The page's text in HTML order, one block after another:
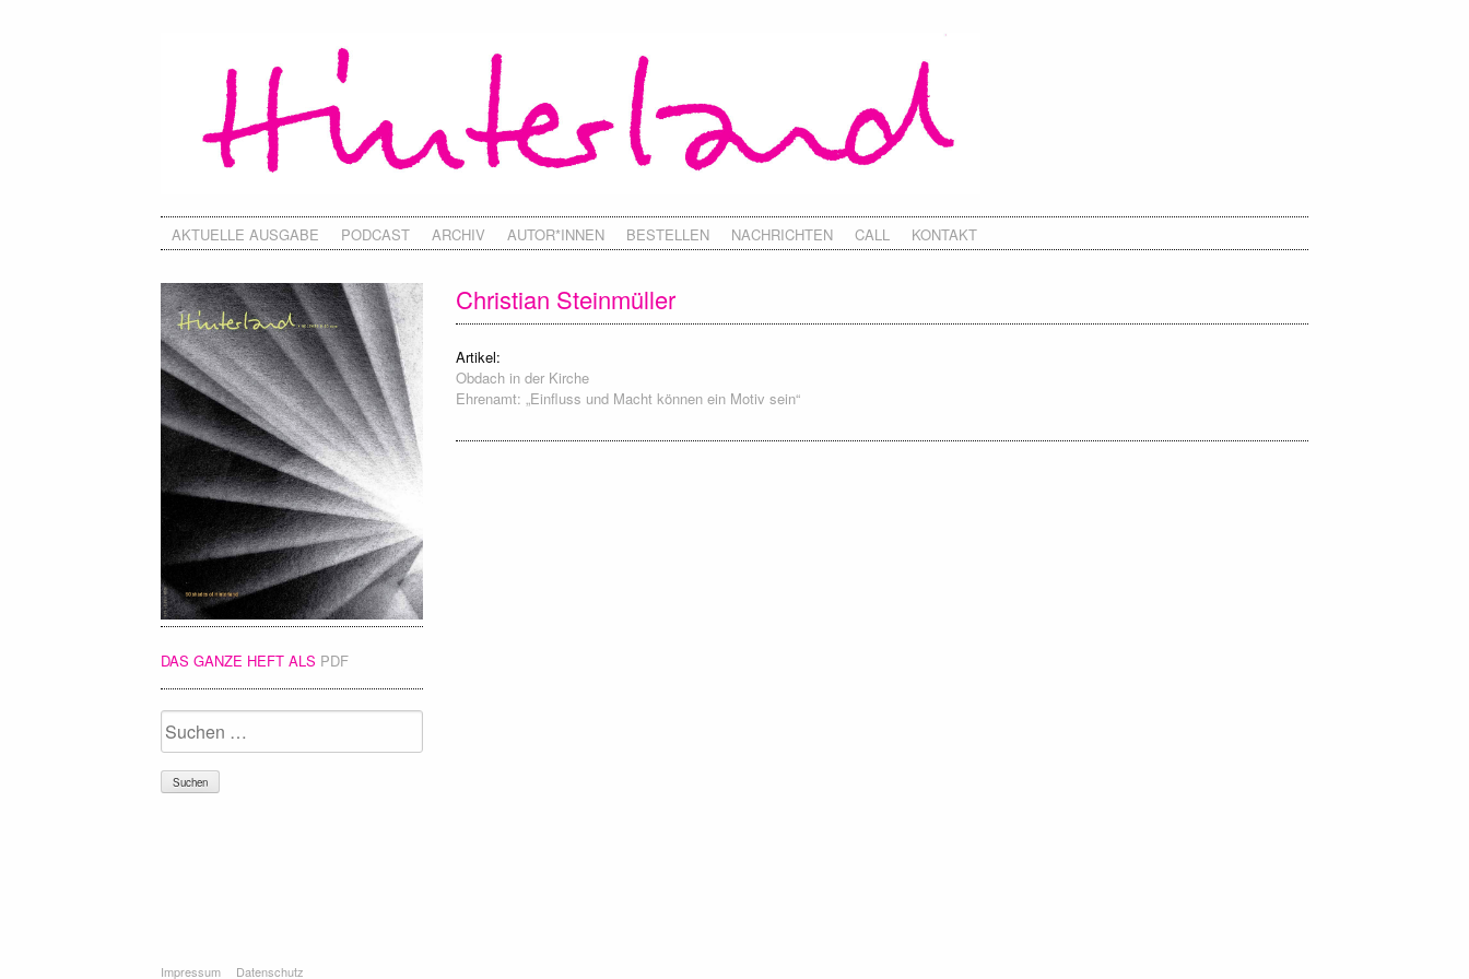
AKTUELLE AUSGABE PODCAST ARCHIV AUTOR*INNEN BESTELLEN NACHRICHTEN CALL KONTAKT
Christian Steinmüller
Artikel:
Obdach in der Kirche
Ehrenamt: „Einfluss und Macht können ein Motiv sein“
DAS GANZE HEFT ALS PDF
Suchen
nach:
Impressum Datenschutz